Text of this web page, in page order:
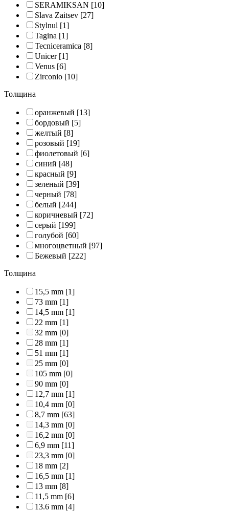
SERAMIKSAN [10]
Slava Zaitsev [27]
Stylnul [1]
Tagina [1]
Tecniceramica [8]
Unicer[1]
Venus [6]
Zirconio [10]
Толщина
оранжевый [13]
бордовый [5]
желтый [8]
розовый [19]
фиолетовый [6]
синий [48]
красный [9]
зеленый [39]
черный [78]
белый [244]
коричневый [72]
серый [199]
голубой [60]
многоцветный [97]
Бежевый [222]
Толщина
15,5 mm [1]
73 mm [1]
14,5 mm [1]
22 mm [1]
32 mm [0]
28 mm [1]
51 mm [1]
25 mm [0]
105 mm [0]
90 mm [0]
12,7 mm [1]
10,4 mm [0]
8,7 mm [63]
14,3 mm [0]
16,2 mm [0]
6,9 mm [11]
23,3 mm [0]
18 mm [2]
16,5 mm [1]
13 mm [8]
11,5 mm [6]
13.6 mm [4]